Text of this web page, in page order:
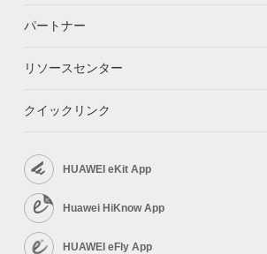
パートナー
リソースセンター
クイックリンク
HUAWEI eKit App
Huawei HiKnow App
HUAWEI eFly App